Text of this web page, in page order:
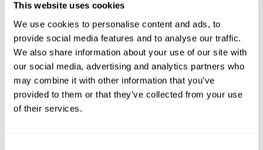
This website uses cookies
We use cookies to personalise content and ads, to
provide social media features and to analyse our traffic.
We also share information about your use of our site with
our social media, advertising and analytics partners who
may combine it with other information that you’ve
provided to them or that they’ve collected from your use
of their services.
etmeye yardımcı olacak, giderek daha karmaşık hedefler
belirlemelerine yardımcı olur.
Akıl oyunu “Pipe Panic” bilişsel
becerilerimi nasıl geliştirir?
"Pipe Panic"i çalmak, belirli bir nöral aktivasyon modelini uyarır.
Bu modeli sürekli olarak tekrarlamak ve eğitmek, nöral
bağlantıların optimize edilmesine yardımcı olabilir ve nöral
devrelerin zayıflamış veya hasar görmüş bilişsel işlevleri yeniden